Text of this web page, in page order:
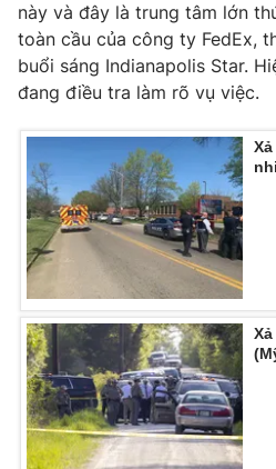
Email:toasoan@vtv.vn
Liên hệ quảng cáo:024-
® Cấm sao chép dưới mọi hình
thuận bằng văn bản. Ghi rõ nguồn
thông tin từ website này.
này và đây là trung tâm lớn
toàn cầu của công ty FedEx,
buổi sáng Indianapolis Star.
đang điều tra làm rõ vụ việc.